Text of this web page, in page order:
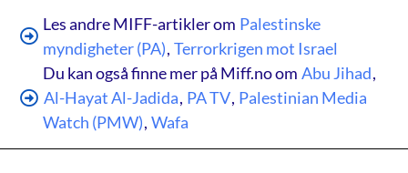
Les andre MIFF-artikler om Palestinske
myndigheter (PA), Terrorkrigen mot Israel
Du kan også finne mer på Miff.no om Abu Jihad,
Al-Hayat Al-Jadida, PA TV, Palestinian Media
Watch (PMW), Wafa